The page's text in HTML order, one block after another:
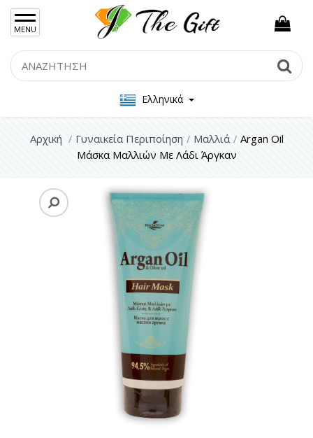
MENU
Ελληνικά
Αρχική Γυναικεία Περιποίηση Μαλλιά
Argan Oil
Μάσκα Μαλλιών Με Λάδι Άργκαν
×
Γυναικείες Τσάντες
Ανδρικές Τσάντες
Γυναικεία Κοσμήματα Ασήμι 925
Γυναικεία Κοσμήματα Ατσάλι
Σετ Δώρου
Γυναικεία Περιποίηση